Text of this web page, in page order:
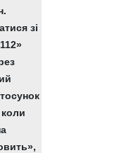
р.
зі
коли